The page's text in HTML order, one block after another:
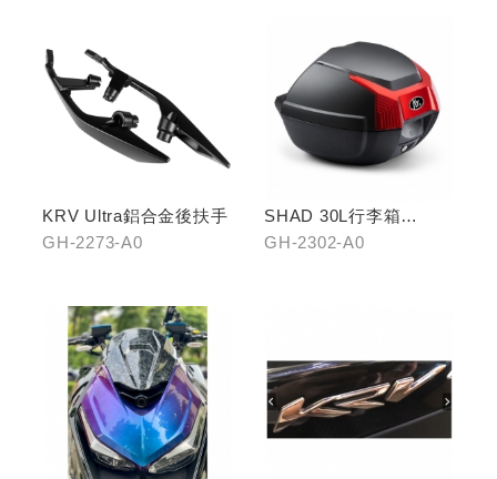
KRV Ultra鋁合金後扶手
GH-2273-A0
SHAD 30L行李箱
(KYMCO專屬款)
GH-2302-A0